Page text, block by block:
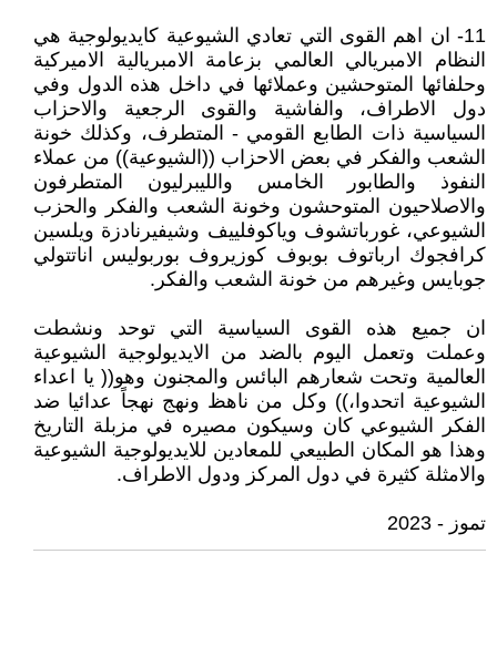
11- ان اهم القوى التي تعادي الشيوعية كايديولوجية هي
النظام الامبريالي العالمي بزعامة الامبريالية الاميركية
وحلفائها المتوحشين وعملائها في داخل هذه الدول وفي
دول الاطراف، والفاشية والقوى الرجعية والاحزاب
السياسية ذات الطابع القومي - المتطرف، وكذلك خونة
الشعب والفكر في بعض الاحزاب ((الشيوعية)) من عملاء
النفوذ والطابور الخامس والليبرليون المتطرفون
والاصلاحيون المتوحشون وخونة الشعب والفكر والحزب
الشيوعي، غورباتشوف وياكوفلييف وشيفيرنادزة ويلسين
كرافجوك ارباتوف بوبوف كوزيروف بوربوليس اناتتولي
جوبايس وغيرهم من خونة الشعب والفكر.
ان جميع هذه القوى السياسية التي توحد ونشطت
وعملت وتعمل اليوم بالضد من الايديولوجية الشيوعية
العالمية وتحت شعارهم البائس والمجنون وهو(( يا اعداء
الشيوعية اتحدوا،)) وكل من ناهظ ونهج نهجاً عدائيا ضد
الفكر الشيوعي كان وسيكون مصيره في مزبلة التاريخ
وهذا هو المكان الطبيعي للمعادين للايديولوجية الشيوعية
والامثلة كثيرة في دول المركز ودول الاطراف.
تموز - 2023